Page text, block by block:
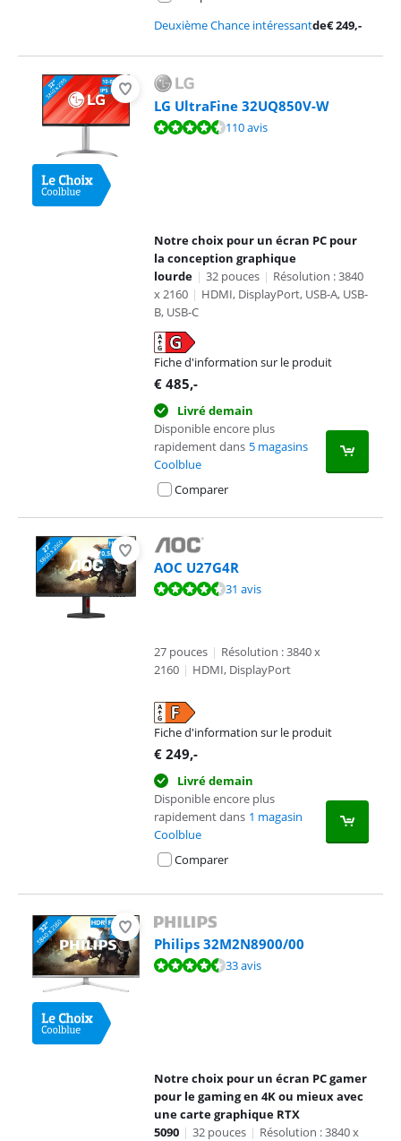
Deuxième Chance intéressantde€249,-
LG UltraFine 32UQ850V-W
La note est de 9,1 sur 10, basée sur 110 avis.110 avis
Notre choix pour un écran PC pour
la conception graphique
lourde | 32 pouces | Résolution : 3840
x 2160 | HDMI, DisplayPort, USB-A, USB-
B, USB-C
Fiche d'information sur le produit
s'ouvre dans un nouvel onglet
€ 485,-
Livré demain
Disponible encore plus
rapidement dans 5 magasins
Coolblue
Comparer
AOC U27G4R
La note est de 9,3 sur 10, basée sur 31 avis.31 avis
27 pouces | Résolution : 3840 x
2160 | HDMI, DisplayPort
Fiche d'information sur le produit
s'ouvre dans un nouvel onglet
€ 249,-
Livré demain
Disponible encore plus
rapidement dans 1 magasin
Coolblue
Comparer
Philips 32M2N8900/00
La note est de 9,0 sur 10, basée sur 33 avis.33 avis
Notre choix pour un écran PC gamer
pour le gaming en 4K ou mieux avec
une carte graphique RTX
5090 | 32 pouces | Résolution : 3840 x